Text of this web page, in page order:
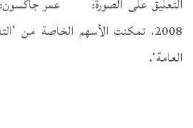
2008، تمكنت الأسهم الخاصة من
العامة‘.